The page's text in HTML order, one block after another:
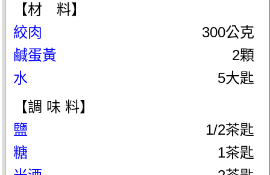
【材 料】
絞肉
300公克
鹹蛋黃
2顆
水
5大匙
【調 味 料】
鹽
1/2茶匙
糖
1茶匙